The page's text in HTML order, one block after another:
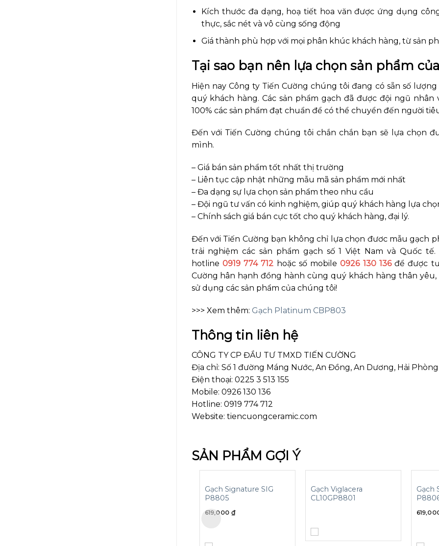
Kích thước đa dạng, hoạ tiết hoa văn được ứng dụng
thực, sắc nét và vô cùng sống động
Giá thành phù hợp với mọi phân khúc khách hàng, từ sản
Tại sao bạn nên lựa chọn sản phẩm
Hiện nay Công ty Tiến Cường chúng tôi đang có sẵn số
quý khách hàng. Các sản phẩm gạch đã được đội ngũ
100% các sản phẩm đạt chuẩn để có thể chuyển đến người
Đến với Tiến Cường chúng tôi chắn chắn bạn sẽ lựa chọn
mình.
– Giá bán sản phẩm tốt nhất thị trường
– Liên tục cập nhật những mẫu mã sản phẩm mới nhất
– Đa dạng sự lựa chọn sản phẩm theo nhu cầu
– Đội ngũ tư vấn có kinh nghiệm, giúp quý khách hàng lựa
– Chính sách giá bán cực tốt cho quý khách hàng, đại lý.
Đến với Tiến Cường bạn không chỉ lựa chọn đươc mẫu gạch
trải nghiệm các sản phẩm gạch số 1 Việt Nam và Quốc
hotline 0919 774 712 hoặc số mobile0926 130 136để được tư
Cường hân hạnh đồng hành cùng quý khách hàng thân
sử dụng các sản phẩm của chúng tôi!
>>> Xem thêm: Gạch Platinum CBP803
Thông tin liên hệ
CÔNG TY CP ĐẦU TƯ TMXD TIẾN CƯỜNG
Địa chỉ: Số 1 đường Máng Nước, An Đồng, An Dương, Hải Phòng
Điện thoại: 0225 3 513 155
Mobile: 0926 130 136
Hotline: 0919 774 712
Website: tiencuongceramic.com
SẢN PHẨM GỢI Ý
Gạch Signature SIG
P8805
619,000 ₫
Gạch Viglacera
CL10GP8801
Gạch